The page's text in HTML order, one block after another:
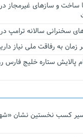
ساخت‌ و سازهای غیرمجاز
سخنرانی سالانه ترامپ
به رفاقت ملی نیاز
سهام پالایش ستاره خلیج
کسب نخستین نشان